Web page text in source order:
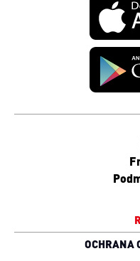
OCHRANA